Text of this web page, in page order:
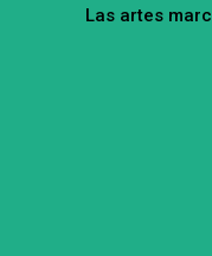
Las artes